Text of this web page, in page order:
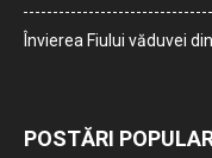
Învierea Fiului văduvei
POSTĂRI